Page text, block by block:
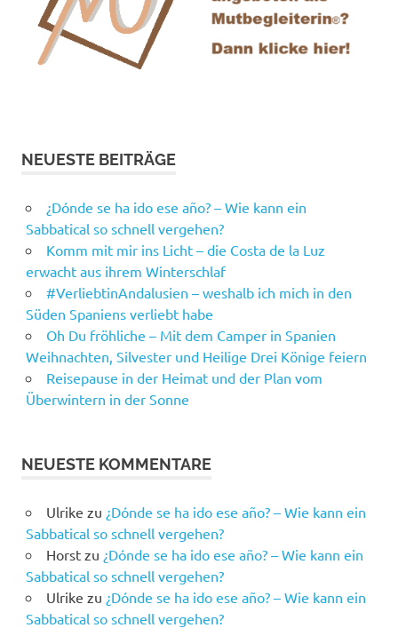
NEUESTE BEITRÄGE
¿Dónde se ha ido ese año? – Wie kann ein
Sabbatical so schnell vergehen?
Komm mit mir ins Licht – die Costa de la Luz
erwacht aus ihrem Winterschlaf
#VerliebtinAndalusien – weshalb ich mich in den
Süden Spaniens verliebt habe
Oh Du fröhliche – Mit dem Camper in Spanien
Weihnachten, Silvester und Heilige Drei Könige feiern
Reisepause in der Heimat und der Plan vom
Überwintern in der Sonne
NEUESTE KOMMENTARE
Ulrike zu ¿Dónde se ha ido ese año? – Wie kann ein
Sabbatical so schnell vergehen?
Horstzu ¿Dónde se ha ido ese año? – Wie kann ein
Sabbatical so schnell vergehen?
Ulrike zu ¿Dónde se ha ido ese año? – Wie kann ein
Sabbatical so schnell vergehen?